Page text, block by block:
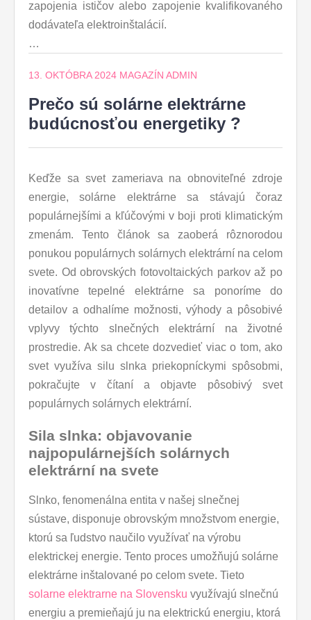
zapojenia ističov alebo zapojenie kvalifikovaného
dodávateľa elektroinštalácií.
…
13. OKTÓBRA 2024 MAGAZÍN ADMIN
Prečo sú solárne elektrárne
budúcnosťou energetiky ?
Keďže sa svet zameriava na obnoviteľné zdroje
energie, solárne elektrárne sa stávajú čoraz
populárnejšími a kľúčovými v boji proti klimatickým
zmenám. Tento článok sa zaoberá rôznorodou
ponukou populárnych solárnych elektrární na celom
svete. Od obrovských fotovoltaických parkov až po
inovatívne tepelné elektrárne sa ponoríme do
detailov a odhalíme možnosti, výhody a pôsobivé
vplyvy týchto slnečných elektrární na životné
prostredie. Ak sa chcete dozvedieť viac o tom, ako
svet využíva silu slnka priekopníckymi spôsobmi,
pokračujte v čítaní a objavte pôsobivý svet
populárnych solárnych elektrární.
Sila slnka: objavovanie
najpopulárnejších solárnych
elektrární na svete
Slnko, fenomenálna entita v našej slnečnej
sústave, disponuje obrovským množstvom energie,
ktorú sa ľudstvo naučilo využívať na výrobu
elektrickej energie. Tento proces umožňujú solárne
elektrárne inštalované po celom svete. Tieto
solarne elektrarne na Slovensku využívajú slnečnú
energiu a premieňajú ju na elektrickú energiu, ktorá